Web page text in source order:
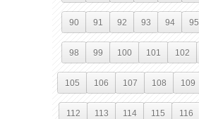
90 91 92 93 94 95
98 99 100 101 102
105 106 107 108 109
112 113 114 115 116